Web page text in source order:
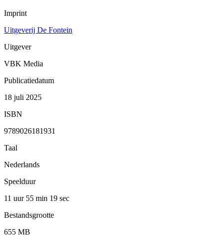
Imprint
Uitgeverij De Fontein
Uitgever
VBK Media
Publicatiedatum
18 juli 2025
ISBN
9789026181931
Taal
Nederlands
Speelduur
11 uur 55 min 19 sec
Bestandsgrootte
655 MB